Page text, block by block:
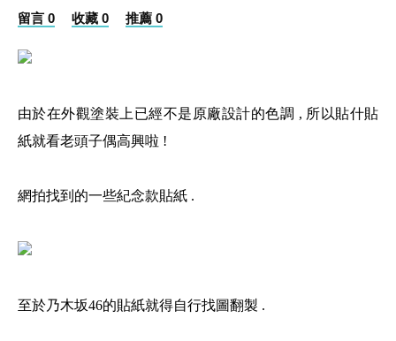
留言 0 收藏 0 推薦 0
由於在外觀塗裝上已經不是原廠設計的色調 , 所以貼什貼
紙就看老頭子偶高興啦 !
網拍找到的一些紀念款貼紙 .
至於乃木坂46的貼紙就得自行找圖翻製 .